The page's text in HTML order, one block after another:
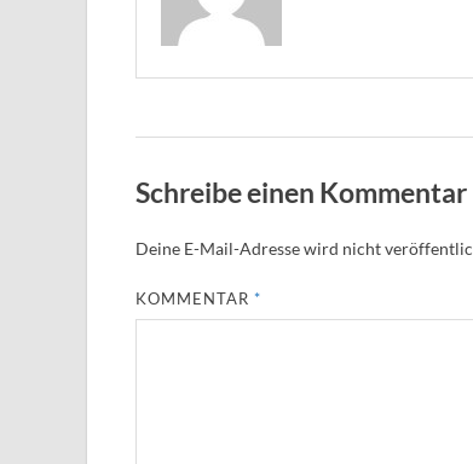
Schreibe einen Kommentar
Deine E-Mail-Adresse wird nicht
KOMMENTAR*